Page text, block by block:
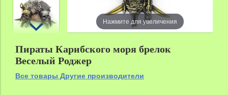
Нажмите для увеличения
Пираты Карибского моря брелок
Веселый Роджер
Все товары Другие производители